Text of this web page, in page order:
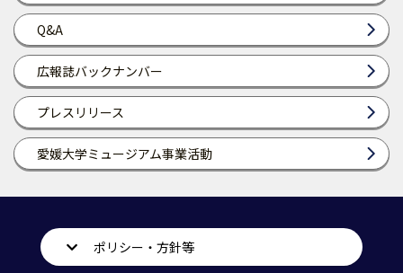
Q&A
広報誌バックナンバー
プレスリリース
愛媛大学ミュージアム事業活動
ポリシー・方針等